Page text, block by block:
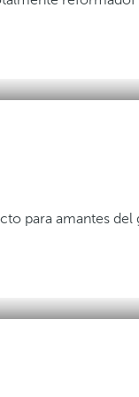
para amantes del